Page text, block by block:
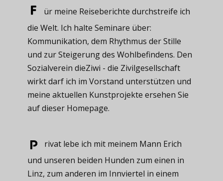
ür meine ​Reiseberichte durchstreife ich
die Welt. Ich halte Seminare über:
Kommunikation, dem Rhythmus der Stille
und zur Steigerung des Wohlbefindens. Den
Sozialverein dieZiwi - die Zivilgesellschaft
wirkt darf ich im Vorstand unterstützen und
meine aktuellen Kunstprojekte ersehen Sie
auf dieser Homepage.
rivat ​lebe ich mit meinem Mann Erich
und unseren beiden Hunden zum einen in
Linz, zum anderen im Innviertel in einem